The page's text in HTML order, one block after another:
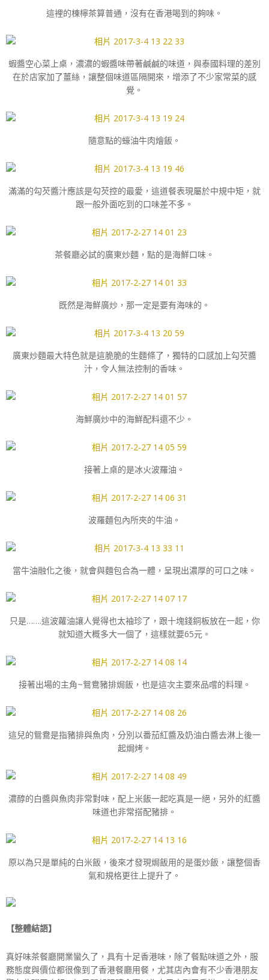
這裡的棟檸茶算普通，沒有在香港喝到的夠味。
蝦醬空心菜上桌，濃濃的蝦醬味帶著鹹鹹的味道，與泰國料理的差別
在於店家加了薑絲，讓整個味道區隔開來，增添了不少家常菜的感
覺。
隨意點的蠔油牛肉燴飯。
滿滿的勾芡醬汁應該是勾芡控的最愛，這道餐表現屬於中規中矩，就
跟一般外面吃到的口味差不多。
茶餐廳必試的廣東炒麵，點的是海鮮口味。
既然是海鮮廣炒，那一定是要有海味的。
廣東炒麵最大特色就是這脆脆的生麵條了，獨特的口感加上勾芡醬
汁，令人無法控制的香味。
海鮮廣炒中的海鮮配料還不少。
接著上桌的是冰火波羅油。
波羅麵包內所夾的牛油。
當牛油融化之後，就會與麵包合為一體，呈現出濃厚的可口之味。
只是…….這波蘿油讓人覺得也太袖珍了，跟十塊錢銅板放在一起，你
就知道大概多大一個了，這樣就要65元。
接著出場的主角~鴛鴦豬排焗飯，也是這次主要來品嚐的料理。
這兒的鴛鴦是指豬排與魚肉，分別以番茄紅醬及奶油白醬去淋上後一
起焗烤。
濃醇的白醬與魚肉非常對味，配上米飯一起吃真是一絕，另外的紅醬
味道也非常搭配豬排。
原以為只是單純的白米飯，後來才發現焗飯用的是蛋炒飯，讓整個香
氣和規格更往上提升了。
【整體結語】
真好味茶餐廳開業蠻久了，具有十足香港味，除了餐點味道之外，服
務態度與價位都很像到了香港餐廳用餐，尤其店內會有不少香港朋友